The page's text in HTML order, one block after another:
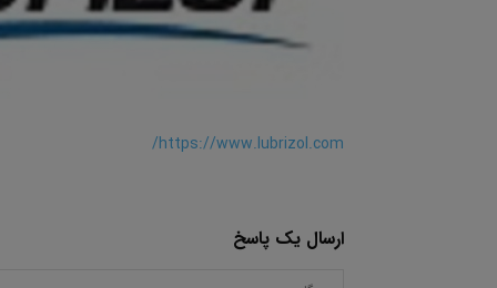
https://www.lubrizol.com/
ارسال یک پاسخ